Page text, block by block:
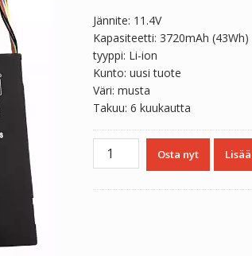
oli:
€60.72.€33.73.
Jännite: 11.4V
Kapasiteetti: 3720mAh (43Wh)
tyyppi: Li-ion
Kunto: uusi tuote
Väri: musta
Takuu: 6 kuukautta
Kannettavan
Osta nyt